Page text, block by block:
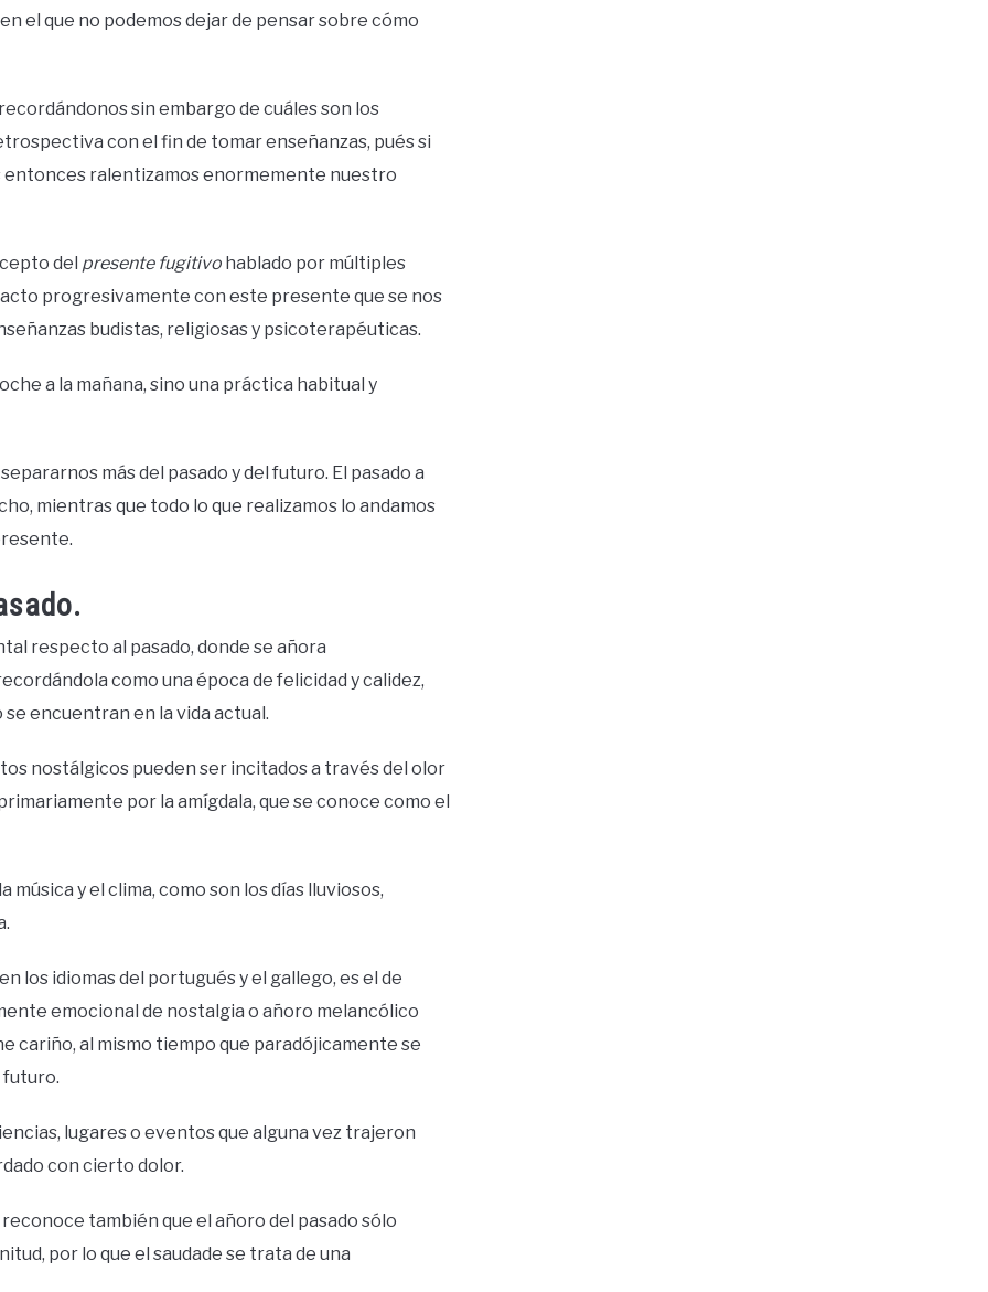
el que no podemos dejar de pensar sobre cómo
sin embargo de cuáles son los
con el fin de tomar enseñanzas, pués si
ralentizamos enormemente nuestro
del presente fugitivo hablado por múltiples
progresivamente con este presente que se nos
budistas, religiosas y psicoterapéuticas.
a la mañana, sino una práctica habitual y
más del pasado y del futuro. El pasado a
mientras que todo lo que realizamos lo andamos
respecto al pasado, donde se añora
como una época de felicidad y calidez,
encuentran en la vida actual.
nostálgicos pueden ser incitados a través del olor
por la amígdala, que se conoce como el
y el clima, como son los días lluviosos,
los idiomas del portugués y el gallego, es el de
emocional de nostalgia o añoro melancólico
cariño, al mismo tiempo que paradójicamente se
futuro.
lugares o eventos que alguna vez trajeron
con cierto dolor.
también que el añoro del pasado sólo
por lo que el saudade se trata de una